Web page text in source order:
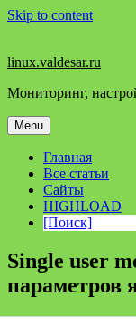
Skip to content
linux.valdesar.ru
Мониторинг,
Menu
Главная
Все статьи
Сайты
HIGHLOAD
[Поиск]
Single user
параметров